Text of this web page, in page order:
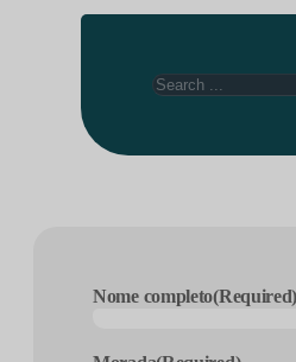
Search
Nome completo(Required)